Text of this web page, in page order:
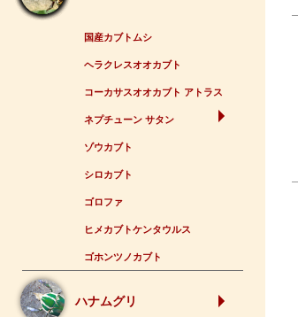
国産カブトムシ
ヘラクレスオオカブト
コーカサスオオカブト アトラス
ネプチューン サタン
ゾウカブト
シロカブト
ゴロファ
ヒメカブトケンタウルス
ゴホンツノカブト
ハナムグリ